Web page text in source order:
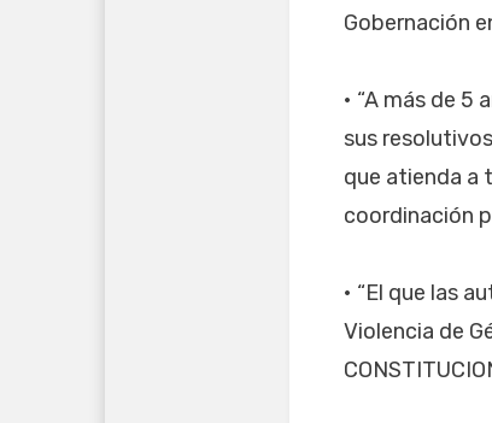
Gobernación
• “A más de 5
sus
que atienda a
coordinación
• “El que las
Violencia de